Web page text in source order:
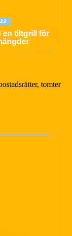
en tiltgrill för
tomter